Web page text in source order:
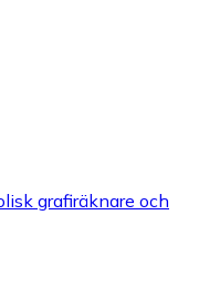
grafiräknare och